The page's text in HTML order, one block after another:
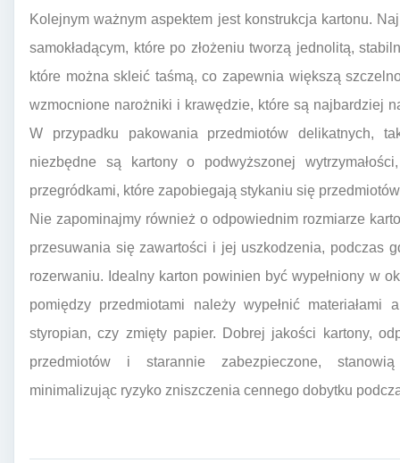
Kolejnym ważnym aspektem jest konstrukcja kartonu.
samokładącym, które po złożeniu tworzą jednolitą,
które można skleić taśmą, co zapewnia większą
wzmocnione narożniki i krawędzie, które są najbardziej
W przypadku pakowania przedmiotów delikatnych,
niezbędne są kartony o podwyższonej
przegródkami, które zapobiegają stykaniu się
Nie zapominajmy również o odpowiednim rozmiarze
przesuwania się zawartości i jej uszkodzenia, podczas
rozerwaniu. Idealny karton powinien być wypełniony w
pomiędzy przedmiotami należy wypełnić
styropian, czy zmięty papier. Dobrej jakości kartony,
przedmiotów i starannie zabezpieczone,
minimalizując ryzyko zniszczenia cennego dobytku